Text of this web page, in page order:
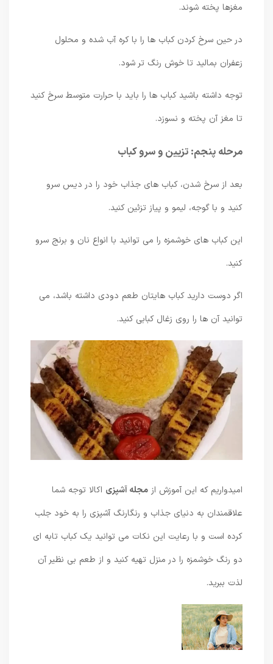
مغزها پخته شوند.
در حین سرخ کردن کباب ها را با کره آب شده و محلول
زعفران بمالید تا خوش رنگ تر شود.
توجه داشته باشید کباب ها را باید با حرارت متوسط ​​سرخ کنید
تا مغز آن پخته و نسوزد.
مرحله پنجم: تزیین و سرو کباب
بعد از سرخ شدن، کباب های جذاب خود را در دیس سرو
کنید و با گوجه، لیمو و پیاز تزئین کنید.
این کباب های خوشمزه را می توانید با انواع نان و برنج سرو
اگر دوست دارید کباب هایتان طعم دودی داشته باشد، می
توانید آن ها را روی زغال کبابی کنید.
امیدواریم که این آموزش ازمجله آشپزیاکالا توجه شما
علاقمندان به دنیای جذاب و رنگارنگ آشپزی را به خود جلب
کرده است و با رعایت این نکات می توانید یک کباب تابه ای
دو رنگ خوشمزه را در منزل تهیه کنید و از طعم بی نظیر آن
لذت ببرید.